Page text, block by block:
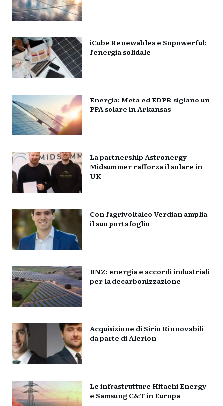
iCube Renewables e Sopowerful:
l’energia solidale
Energia: Meta ed EDPR siglano un
PPA solare in Arkansas
La partnership Astronergy-
Midsummer rafforza il solare in
UK
Con l’agrivoltaico Verdian amplia
il suo portafoglio
BNZ: energia e accordi industriali
per la decarbonizzazione
Acquisizione di Sirio Rinnovabili
da parte di Alerion
Le infrastrutture Hitachi Energy
e Samsung C&T in Europa